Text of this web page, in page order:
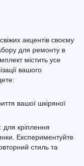
акцентів своєму
для ремонту в
містить усе
вашого
вашої шкіряної
для кріплення
Експериментуйте
стиль та